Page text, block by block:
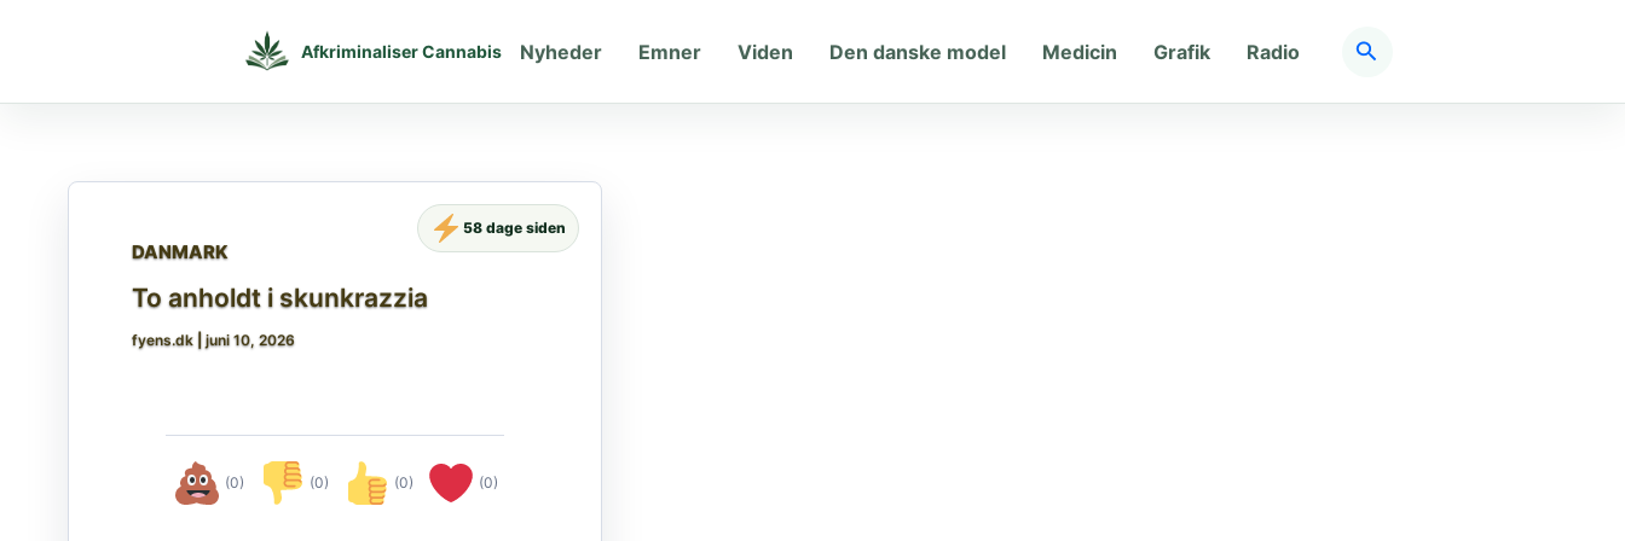
Afkriminaliser Cannabis Nyheder Emner Viden Den danske model Medicin Grafik Radio Søg
DANMARK
To anholdt i skunkrazzia
fyens.dk juni 10, 2026
(0) (0) (0) (0)
58 dage siden